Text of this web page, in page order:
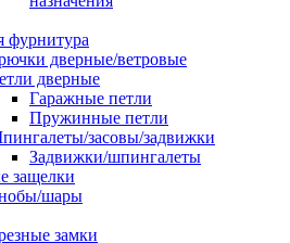
фурнитура
дверные/ветровые
дверные
Гаражные петли
Пружинные петли
засовы/задвижки
Задвижки/шпингалеты
защелки
шары
замки